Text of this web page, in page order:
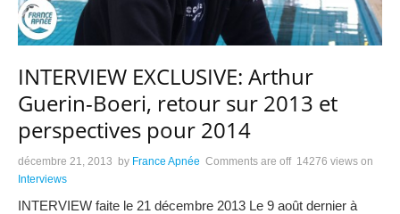
INTERVIEW EXCLUSIVE: Arthur
Guerin-Boeri, retour sur 2013 et
perspectives pour 2014
décembre 21, 2013 by France Apnée Comments are off 14276 views on
Interviews
INTERVIEW faite le 21 décembre 2013 Le 9 août dernier à